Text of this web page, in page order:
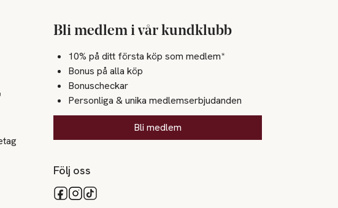
Bli medlem i vår kundklubb
10% på ditt första köp som medlem*
Bonus på alla köp
Bonuscheckar
Personliga & unika medlemserbjudanden
Bli medlem
Följ oss